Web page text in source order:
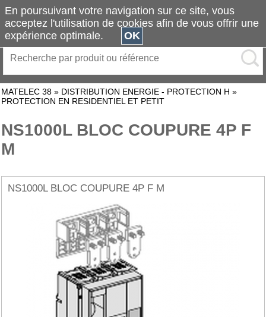
MATELEC 38 » DISTRIBUTION ENERGIE - PROTECTION H »
PROTECTION EN RESIDENTIEL ET PETIT
NS1000L BLOC COUPURE 4P F
M
NS1000L BLOC COUPURE 4P F M
En poursuivant votre navigation sur ce site, vous
acceptez l'utilisation de cookies afin de vous offrir une
expérience optimale.
OK